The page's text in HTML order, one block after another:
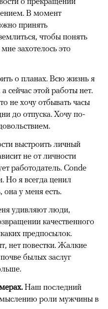
В момент
принять
чтобы понять
захотелось это
о планах. Всю жизнь я
сейчас этой работы нет.
не хочу отбывать часы
до отпуска. Хочу по-
выстроить личный
не от личности
работодатель. Conde
Но я всегда ценил
у меня есть.
удивляют люди,
качественного
предпосылок.
нет повестки. Жалкие
былых заслуг
Наш последний
роли мужчины в